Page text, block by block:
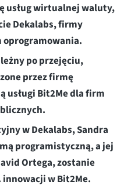
usług wirtualnej waluty,
Dekalabs, firmy
po przejęciu,
przez firmę
usługi Bit2Me dla firm
w Dekalabs, Sandra
programistyczną, a jej
Ortega, zostanie
w Bit2Me.